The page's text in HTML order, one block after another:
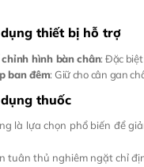
thiết bị hỗ trợ
hình bàn chân: Đặc
ban đêm: Giữ cho cân gan
thuốc
là lựa chọn phổ biến để
tuân thủ nghiêm ngặt chỉ